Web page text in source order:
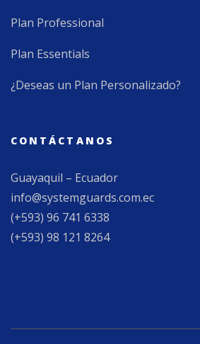
Plan Professional
Plan Essentials
¿Deseas un Plan Personalizado?
CONTÁCTANOS
Guayaquil – Ecuador
info@systemguards.com.ec
(+593) 96 741 6338
(+593) 98 121 8264